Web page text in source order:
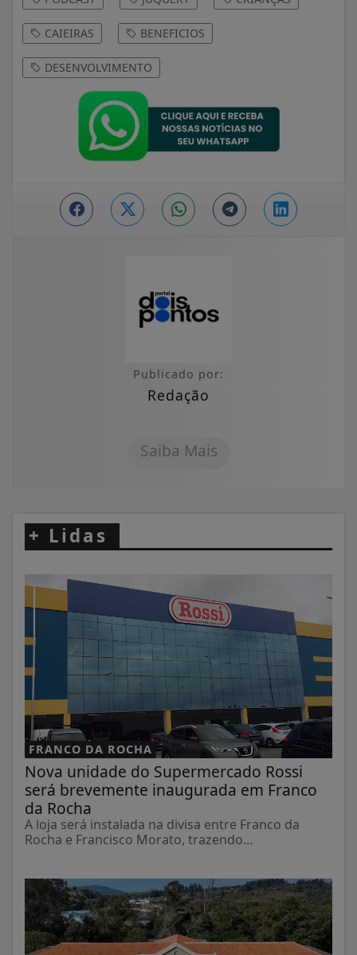
CAIEIRAS BENEFICIOS
DESENVOLVIMENTO
Publicado por:
Redação
Saiba Mais
+ Lidas
FRANCO DA ROCHA
Nova unidade do Supermercado Rossi
será brevemente inaugurada em Franco
da Rocha
A loja será instalada na divisa entre Franco da
Rocha e Francisco Morato, trazendo...